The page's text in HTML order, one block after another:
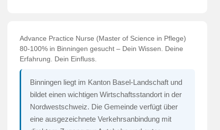
Advance Practice Nurse (Master of Science in Pflege)
80-100% in Binningen gesucht – Dein Wissen. Deine
Erfahrung. Dein Einfluss.
Binningen liegt im Kanton Basel-Landschaft und
bildet einen wichtigen Wirtschaftsstandort in der
Nordwestschweiz. Die Gemeinde verfügt über
eine ausgezeichnete Verkehrsanbindung mit